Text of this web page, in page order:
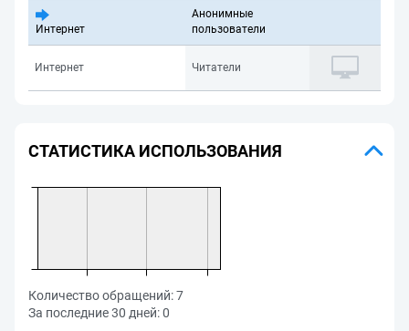
Интернет
Анонимные
пользователи
Интернет Читатели
СТАТИСТИКА ИСПОЛЬЗОВАНИЯ
Количество обращений:7
За последние 30 дней:0